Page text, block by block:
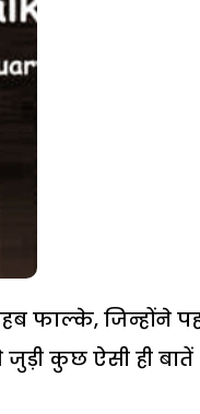
फाल्के, जिन्होंने
जुड़ी कुछ ऐसी ही बातें